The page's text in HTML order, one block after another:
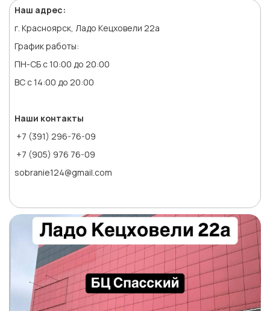
Наш адрес:
г. Красноярск, Ладо Кецховели 22а
График работы:
ПН-СБ с 10:00 до 20:00
ВС с 14:00 до 20:00
Наши контакты
+7 (391) 296-76-09
+7 (905) 976 76-09
sobranie124@gmail.com